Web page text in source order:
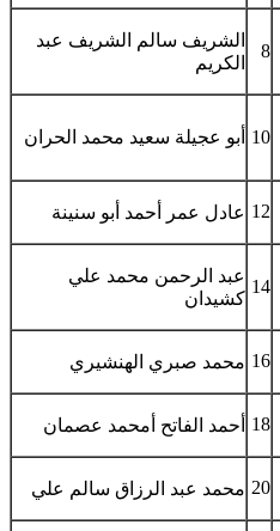
8
الشريف سالم الشريف عبد
الكريم
10 أبو عجيلة سعيد محمد الحران
12 عادل عمر أحمد أبو سنينة
14
عبد الرحمن محمد علي
كشيدان
16 محمد صبري الهنشيري
18 أحمد الفاتح أمحمد عصمان
20 محمد عبد الرزاق سالم علي